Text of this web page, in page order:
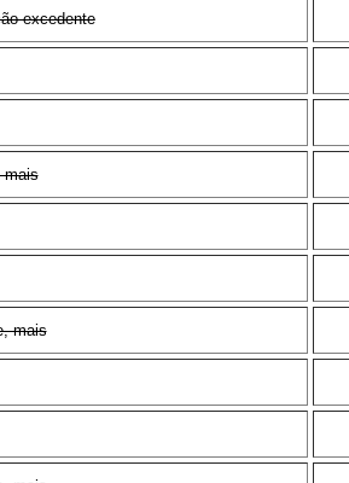
excedente
mais
mais